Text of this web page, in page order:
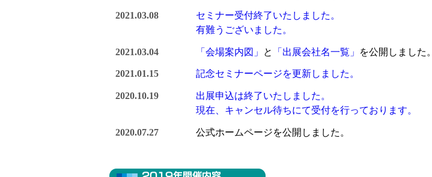
2021.03.08
セミナー受付終了いたしました。
有難うございました。
2021.03.04 「会場案内図」 と 「出展会社名一覧」 を公開しました。
2021.01.15 記念セミナーページを更新しました。
2020.10.19
出展申込は終了いたしました。
現在、キャンセル待ちにて受付を行っております。
2020.07.27 公式ホームページを公開しました。